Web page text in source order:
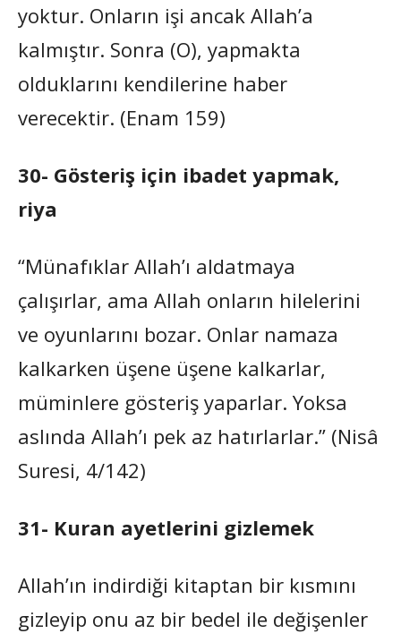
yoktur. Onların işi ancak Allah’a
kalmıştır. Sonra (O), yapmakta
olduklarını kendilerine haber
verecektir. (Enam 159)
30- Gösteriş için ibadet yapmak,
riya
“Münafıklar Allah’ı aldatmaya
çalışırlar, ama Allah onların hilelerini
ve oyunlarını bozar. Onlar namaza
kalkarken üşene üşene kalkarlar,
müminlere gösteriş yaparlar. Yoksa
aslında Allah’ı pek az hatırlarlar.” (Nisâ
Suresi, 4/142)
31- Kuran ayetlerini gizlemek
Allah’ın indirdiği kitaptan bir kısmını
gizleyip onu az bir bedel ile değişenler